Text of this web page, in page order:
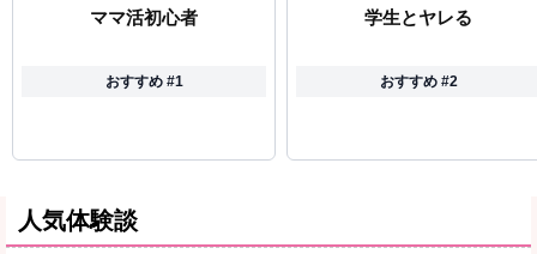
ママ活初心者
おすすめ #1
学生とヤレる
おすすめ #2
人気体験談